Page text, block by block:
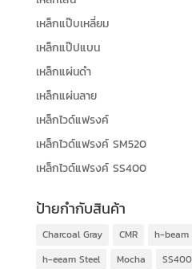
เหล็กแป๊บเหลี่ยม
เหล็กแป๊ปแบน
เหล็กแผ่นดำ
เหล็กแผ่นลาย
เหล็กไวด์แฟรงค์
เหล็กไวด์แฟรงค์ SM520
เหล็กไวด์แฟรงค์ SS400
ป้ายกำกับสินค้า
Charcoal Gray CMR
h-beam
h-eeam Steel
Mocha SS400